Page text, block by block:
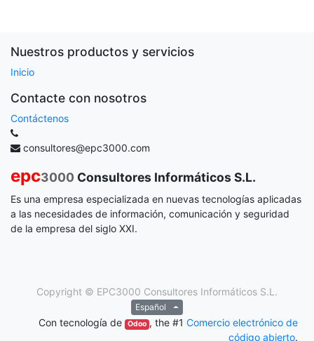
Nuestros productos y servicios
Inicio
Contacte con nosotros
Contáctenos
consultores@epc3000.com
epc3000 Consultores Informáticos S.L.
Es una empresa especializada en nuevas tecnologías aplicadas
a las necesidades de información, comunicación y seguridad
de la empresa del siglo XXI.
Copyright © EPC3000 Consultores Informáticos S.L.
Español
Con tecnología de Odoo , the #1 Comercio electrónico de
código abierto.